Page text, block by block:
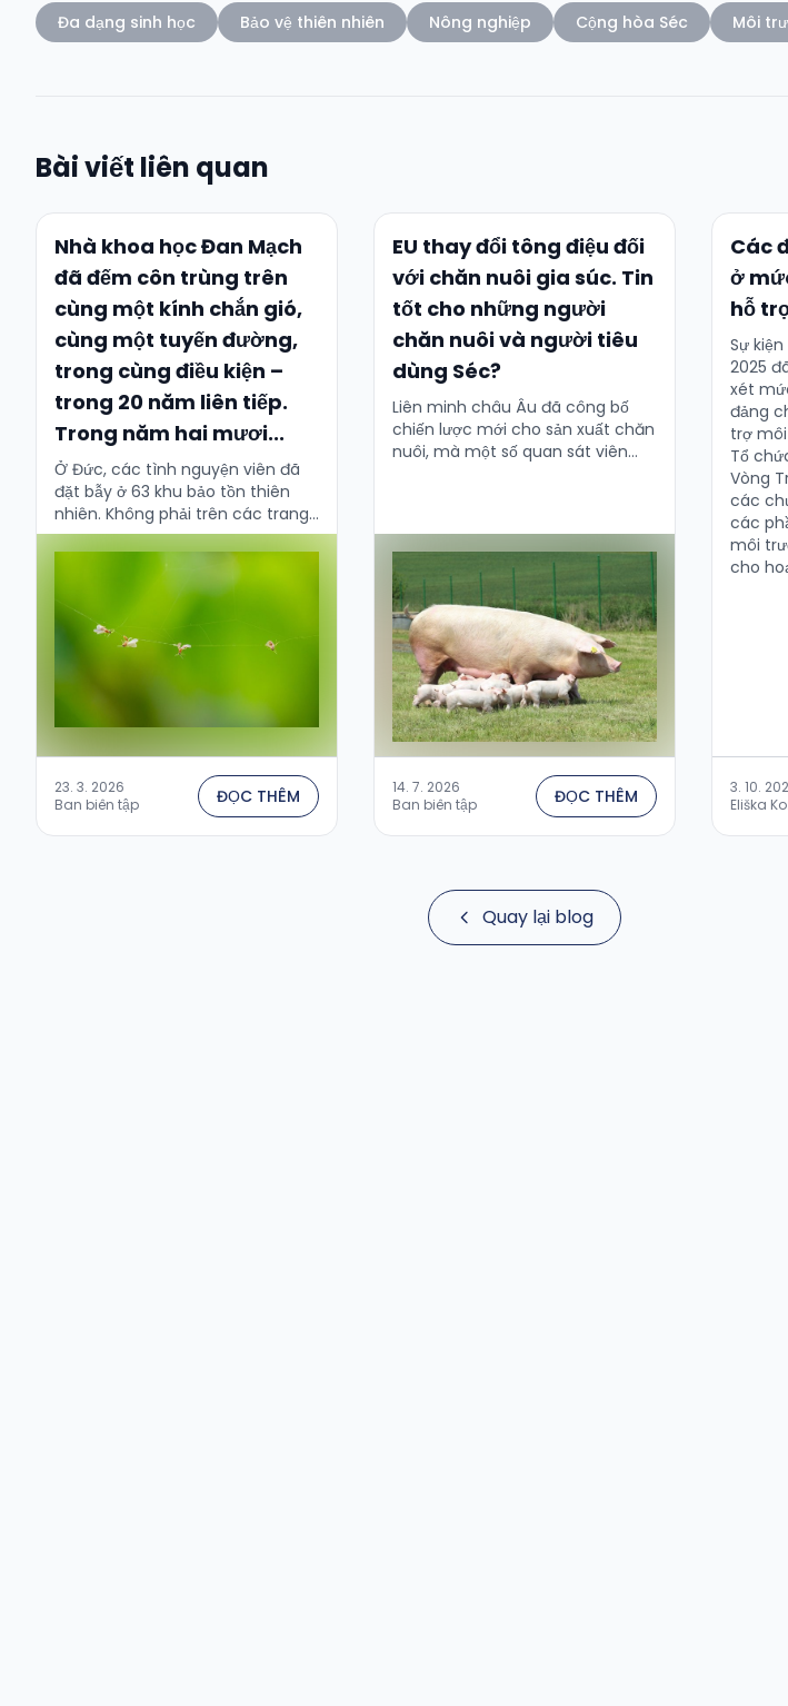
Đa dạng sinh học Bảo vệ thiên nhiên Nông nghiệp Cộng hòa Séc Môi
Bài viết liên quan
Nhà khoa học Đan Mạch
đã đếm côn trùng trên
cùng một kính chắn gió,
cùng một tuyến đường,
trong cùng điều kiện –
trong 20 năm liên tiếp.
Trong năm hai mươi...
Ở Đức, các tình nguyện viên đã
đặt bẫy ở 63 khu bảo tồn thiên
nhiên. Không phải trên các trang
trại – mà trên khu vực được bảo
vệ. …
23. 3. 2026
Ban biên tập
ĐỌC THÊM
EU thay đổi tông điệu đối
với chăn nuôi gia súc. Tin
tốt cho những người
chăn nuôi và người tiêu
dùng Séc?
Liên minh châu Âu đã công bố
chiến lược mới cho sản xuất chăn
nuôi, mà một số quan sát viên
14. 7. 2026
Ban biên tập
ĐỌC THÊM
Các
ở
hỗ
Sự
2025
xét
đảng
trợ
Tổ
Vòng
các
các
môi
cho
3. 10.
Eliška
Quay lại blog